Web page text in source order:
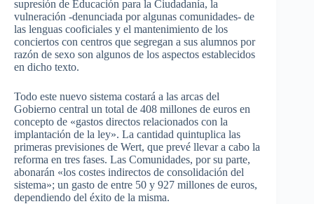
supresión de Educación para la Ciudadanía, la
vulneración -denunciada por algunas comunidades- de
las lenguas cooficiales y el mantenimiento de los
conciertos con centros que segregan a sus alumnos por
razón de sexo son algunos de los aspectos establecidos
en dicho texto.
Todo este nuevo sistema costará a las arcas del
Gobierno central un total de 408 millones de euros en
concepto de «gastos directos relacionados con la
implantación de la ley». La cantidad quintuplica las
primeras previsiones de Wert, que prevé llevar a cabo la
reforma en tres fases. Las Comunidades, por su parte,
abonarán «los costes indirectos de consolidación del
sistema»; un gasto de entre 50 y 927 millones de euros,
dependiendo del éxito de la misma.